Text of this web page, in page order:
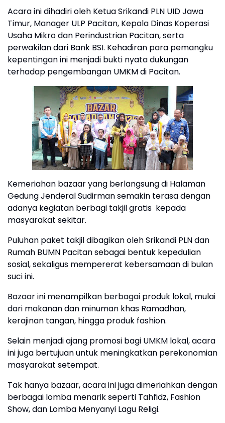
Acara ini dihadiri oleh Ketua Srikandi PLN UID Jawa
Timur, Manager ULP Pacitan, Kepala Dinas Koperasi
Usaha Mikro dan Perindustrian Pacitan, serta
perwakilan dari Bank BSI. Kehadiran para pemangku
kepentingan ini menjadi bukti nyata dukungan
terhadap pengembangan UMKM di Pacitan.
Kemeriahan bazaar yang berlangsung di Halaman
Gedung Jenderal Sudirman semakin terasa dengan
adanya kegiatan berbagi takjil gratis kepada
masyarakat sekitar.
Puluhan paket takjil dibagikan oleh Srikandi PLN dan
Rumah BUMN Pacitan sebagai bentuk kepedulian
sosial, sekaligus mempererat kebersamaan di bulan
suci ini.
Bazaar ini menampilkan berbagai produk lokal, mulai
dari makanan dan minuman khas Ramadhan,
kerajinan tangan, hingga produk fashion.
Selain menjadi ajang promosi bagi UMKM lokal, acara
ini juga bertujuan untuk meningkatkan perekonomian
masyarakat setempat.
Tak hanya bazaar, acara ini juga dimeriahkan dengan
berbagai lomba menarik seperti Tahfidz, Fashion
Show, dan Lomba Menyanyi Lagu Religi.